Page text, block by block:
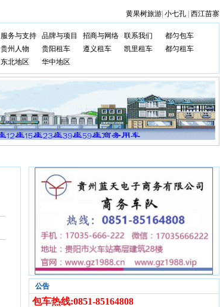
黄果树旅游| 小七孔| 西江苗寨
服务与支持 品牌与项目 招商与网络 联系我们
都匀包车
贵州人物 贵阳租车 遵义租车 凯里租车
都匀租车
东北地区 华中地区
公告
包车热线:0851-85164808